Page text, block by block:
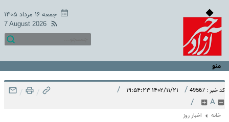
جمعه ۱۶ مرداد ۱۴۰۵
7 August 2026
منو
کد خبر : 49567 / ۱۴۰۲/۱۱/۲۱ ۱۹:۵۴:۲۳ /
A
/
/
/
خانه اخبار روز